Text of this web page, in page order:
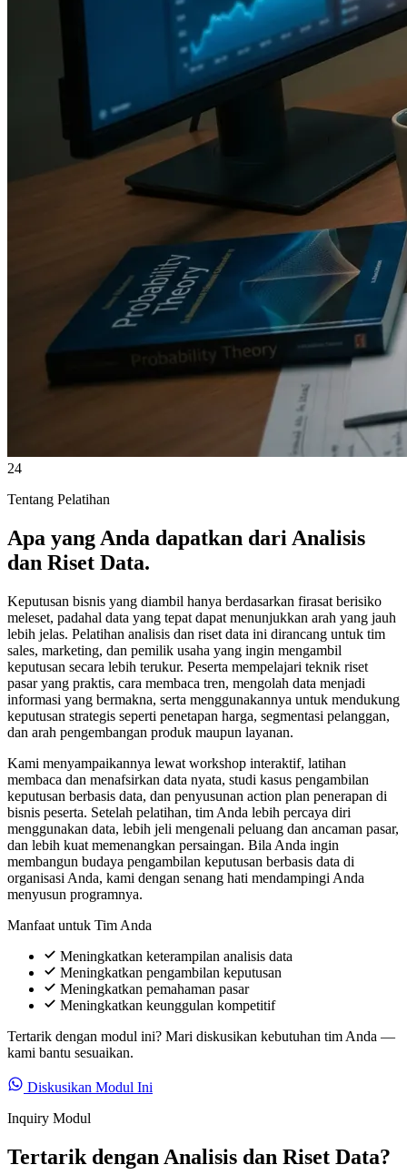
24
Tentang Pelatihan
Apa yang Anda dapatkan dari Analisis
dan Riset Data.
Keputusan bisnis yang diambil hanya berdasarkan firasat berisiko
meleset, padahal data yang tepat dapat menunjukkan arah yang jauh
lebih jelas. Pelatihan analisis dan riset data ini dirancang untuk tim
sales, marketing, dan pemilik usaha yang ingin mengambil
keputusan secara lebih terukur. Peserta mempelajari teknik riset
pasar yang praktis, cara membaca tren, mengolah data menjadi
informasi yang bermakna, serta menggunakannya untuk mendukung
keputusan strategis seperti penetapan harga, segmentasi pelanggan,
dan arah pengembangan produk maupun layanan.
Kami menyampaikannya lewat workshop interaktif, latihan
membaca dan menafsirkan data nyata, studi kasus pengambilan
keputusan berbasis data, dan penyusunan action plan penerapan di
bisnis peserta. Setelah pelatihan, tim Anda lebih percaya diri
menggunakan data, lebih jeli mengenali peluang dan ancaman pasar,
dan lebih kuat memenangkan persaingan. Bila Anda ingin
membangun budaya pengambilan keputusan berbasis data di
organisasi Anda, kami dengan senang hati mendampingi Anda
menyusun programnya.
Manfaat untuk Tim Anda
Meningkatkan keterampilan analisis data
Meningkatkan pengambilan keputusan
Meningkatkan pemahaman pasar
Meningkatkan keunggulan kompetitif
Tertarik dengan modul ini? Mari diskusikan kebutuhan tim Anda —
kami bantu sesuaikan.
Diskusikan Modul Ini
Inquiry Modul
Tertarik dengan Analisis dan Riset Data?